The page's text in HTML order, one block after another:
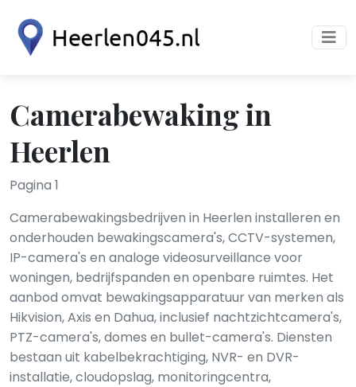
Camerabewaking in
Heerlen
Pagina 1
Camerabewakingsbedrijven in Heerlen installeren en
onderhouden bewakingscamera's, CCTV-systemen,
IP-camera's en analoge videosurveillance voor
woningen, bedrijfspanden en openbare ruimtes. Het
aanbod omvat bewakingsapparatuur van merken als
Hikvision, Axis en Dahua, inclusief nachtzichtcamera's,
PTZ-camera's, domes en bullet-camera's. Diensten
bestaan uit kabelbekrachtiging, NVR- en DVR-
installatie, cloudopslag, monitoringcentra,